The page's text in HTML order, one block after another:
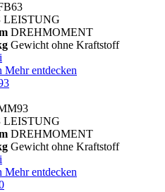
LEISTUNG
DREHMOMENT
Gewicht ohne Kraftstoff
i
Mehr entdecken
LEISTUNG
DREHMOMENT
Gewicht ohne Kraftstoff
i
Mehr entdecken